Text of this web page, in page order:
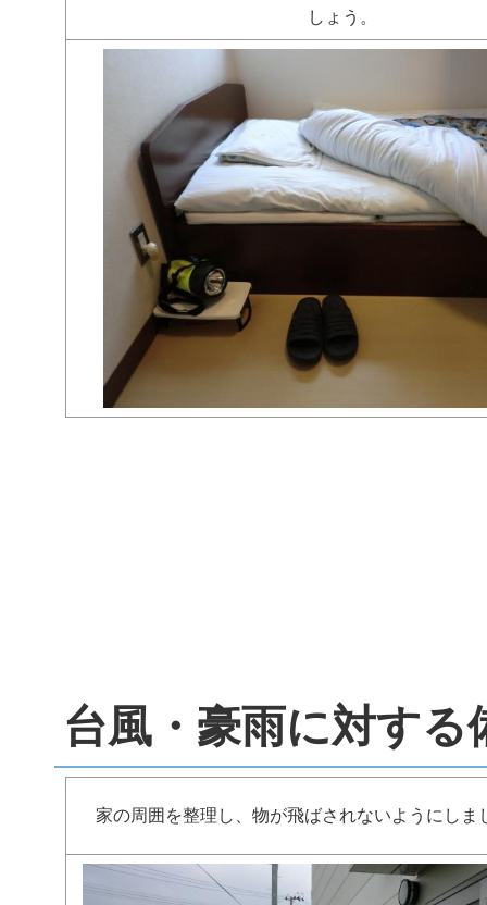
しょう。
台風・豪雨に対する
家の周囲を整理し、物が飛ばされないようにしま